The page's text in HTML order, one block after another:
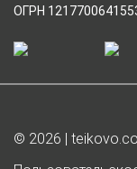
ОГРН
© 2026 |